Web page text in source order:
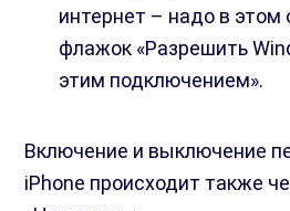
интернет – надо в этом
флажок «Разрешить
этим подключением».
Включение и выключение
iPhone происходит также